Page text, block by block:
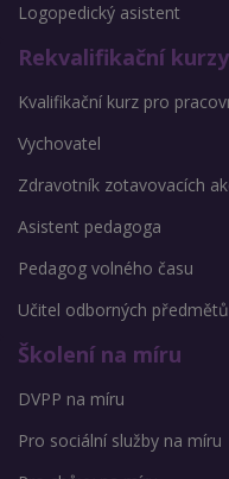
Logopedický asistent
Rekvalifikační kurzy
Kvalifikační kurz pro
Vychovatel
Zdravotník zotavovacích
Asistent pedagoga
Pedagog volného času
Učitel odborných
Školení na míru
DVPP na míru
Pro sociální služby na míru